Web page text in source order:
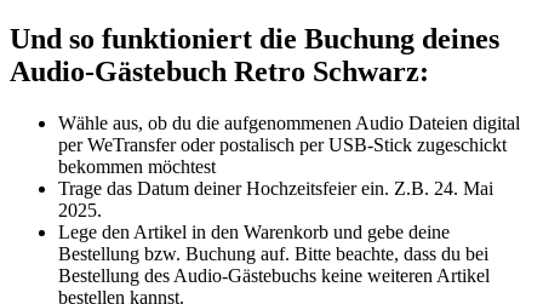
Und so funktioniert die Buchung deines
Audio-Gästebuch Retro Schwarz:
Wähle aus, ob du die aufgenommenen Audio Dateien digital
per WeTransfer oder postalisch per USB-Stick zugeschickt
bekommen möchtest
Trage das Datum deiner Hochzeitsfeier ein. Z.B. 24. Mai
2025.
Lege den Artikel in den Warenkorb und gebe deine
Bestellung bzw. Buchung auf. Bitte beachte, dass du bei
Bestellung des Audio-Gästebuchs keine weiteren Artikel
bestellen kannst.